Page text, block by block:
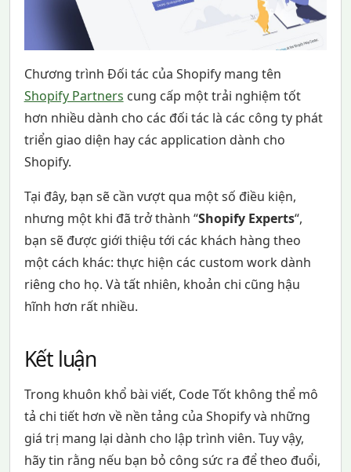
Chương trình Đối tác của Shopify mang tên
Shopify Partners cung cấp một trải nghiệm tốt
hơn nhiều dành cho các đối tác là các công ty phát
triển giao diện hay các application dành cho
Shopify.
Tại đây, bạn sẽ cần vượt qua một số điều kiện,
nhưng một khi đã trở thành “Shopify Experts“,
bạn sẽ được giới thiệu tới các khách hàng theo
một cách khác: thực hiện các custom work dành
riêng cho họ. Và tất nhiên, khoản chi cũng hậu
hĩnh hơn rất nhiều.
Kết luận
Trong khuôn khổ bài viết, Code Tốt không thể mô
tả chi tiết hơn về nền tảng của Shopify và những
giá trị mang lại dành cho lập trình viên. Tuy vậy,
hãy tin rằng nếu bạn bỏ công sức ra để theo đuổi,